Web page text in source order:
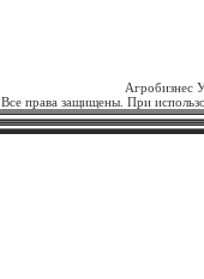
Агробизнес
Все права защищены. При